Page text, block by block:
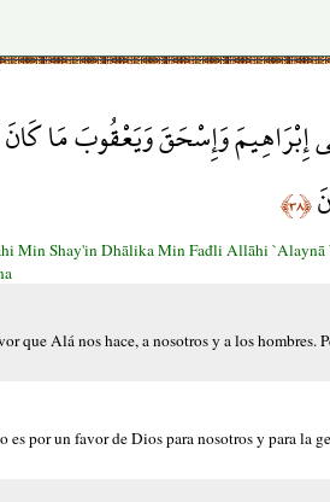
إِبْرَاهِيمَ وَإِسْحَقَ وَيَعْقُوبَ مَا
﴿٣٨﴾
Min Shay'in Dhālika Min Fađli Allāhi
que Alá nos hace, a nosotros y a los hombres.
por un favor de Dios para nosotros y para la